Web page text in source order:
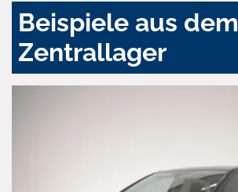
Beispiele aus dem
Zentrallager